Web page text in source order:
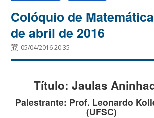
Colóquio de
de abril de 2016
05/04/2016 20:35
Título: Jaulas
Palestrante: Prof. Leonardo
(UFSC)